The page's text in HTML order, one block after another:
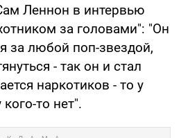
Леннон в интервью
за головами": "Он
за любой поп-звездой,
- так он и стал
наркотиков - то у
то нет".